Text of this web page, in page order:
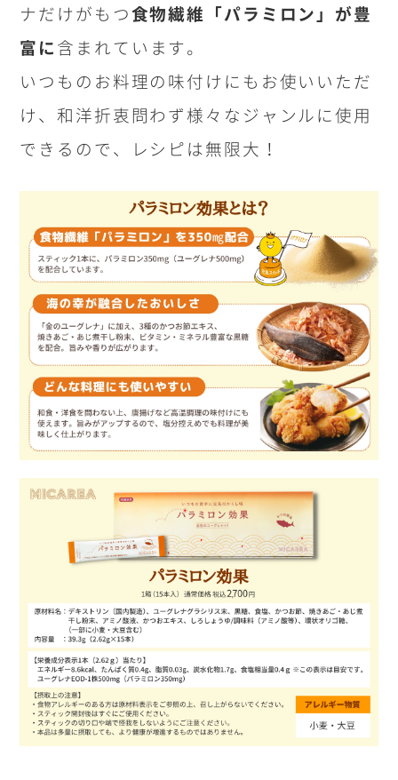
ナだけがもつ食物繊維「パラミロン」が豊
富に含まれています。
いつものお料理の味付けにもお使いいただ
け、和洋折衷問わず様々なジャンルに使用
できるので、レシピは無限大！